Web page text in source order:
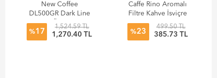
New Coffee
DL500GR Dark Line
500gr Öğütülmüş
Filtre Kahve
%17
1,524.59 TL
1,270.40 TL
Caffe Rino Aromalı
Filtre Kahve İsviçre
Çikolatası 250 gr
%23
499.50 TL
385.73 TL